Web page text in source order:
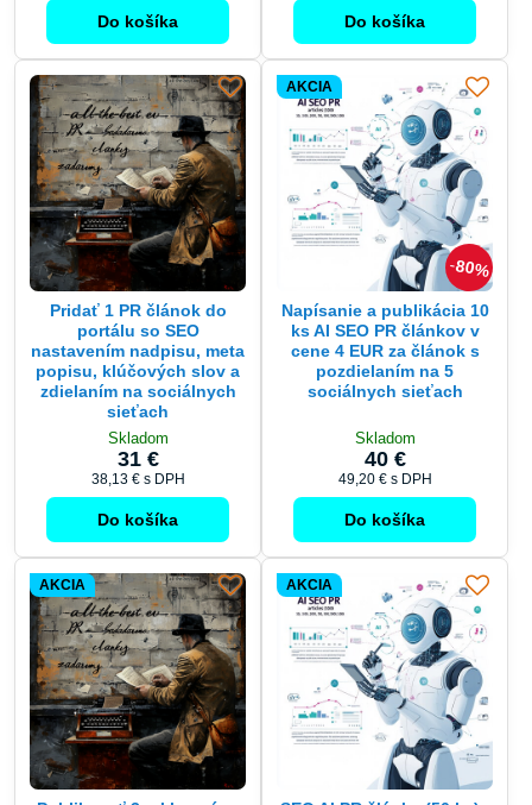
Pridať 1 PR článok do
nastavením nadpisu, meta
popisu, klúčových slov a
zdielaním na sociálnych
sieťach
Skladom
31 €
38,13 €s DPH
Do košíka
80%
Napísanie a publikácia 10
cene 4 EUR za článok s
pozdielaním na 5
sociálnych sieťach
Skladom
40 €
49,20 €s DPH
Do košíka
AKCIA
Publikovať 3 reklamné pr
AKCIA
SEO AI PR články (50 ks) -